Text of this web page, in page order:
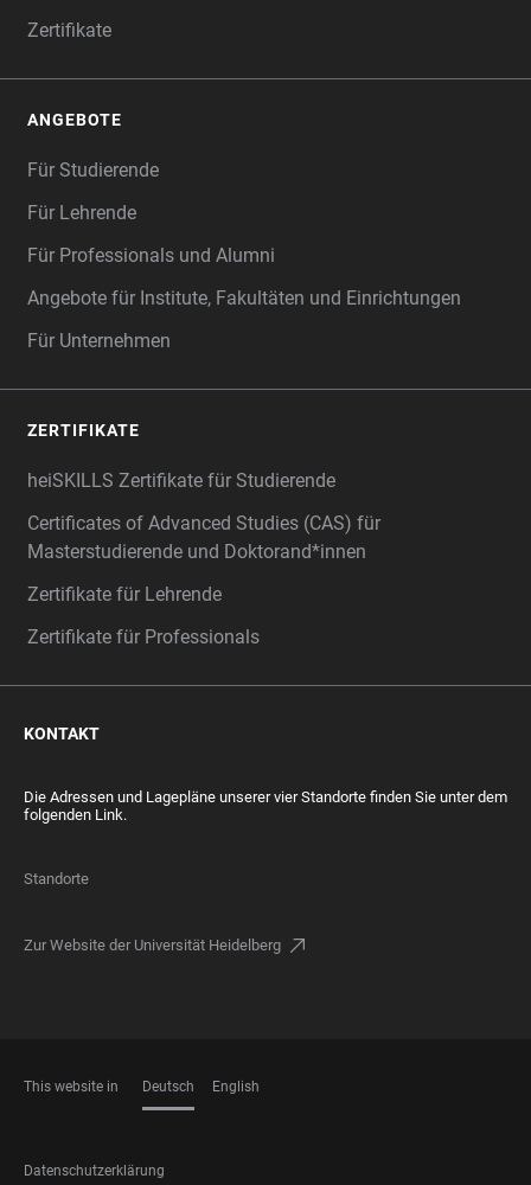
Zertifikate
ANGEBOTE
Für Studierende
Für Lehrende
Für Professionals und Alumni
Angebote für Institute, Fakultäten und Einrichtungen
Für Unternehmen
ZERTIFIKATE
heiSKILLS Zertifikate für Studierende
Certificates of Advanced Studies (CAS) für
Masterstudierende und Doktorand*innen
Zertifikate für Lehrende
Zertifikate für Professionals
KONTAKT
Die Adressen und Lagepläne unserer vier Standorte finden Sie unter dem
folgenden Link.
Standorte
Zur Website der Universität Heidelberg
This website in Deutsch English
FOOTER
Datenschutzerklärung